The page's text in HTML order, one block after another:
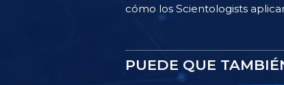
cómo los Scientologists
PUEDE QUE